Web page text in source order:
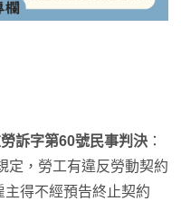
訴字第60號民事判決 ：
定，勞工有違反勞動契約
得不經預告終止契約